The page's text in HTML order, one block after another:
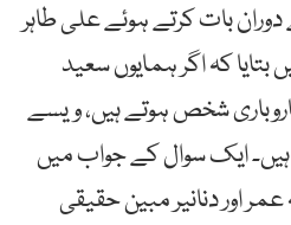
دوران بات کرتے ہوئے علی طاہر
کہ اگر ہمایوں سعید
شخص ہوتے ہیں، ویسے
ایک سوال کے جواب میں
اور دنانیر مبین حقیقی